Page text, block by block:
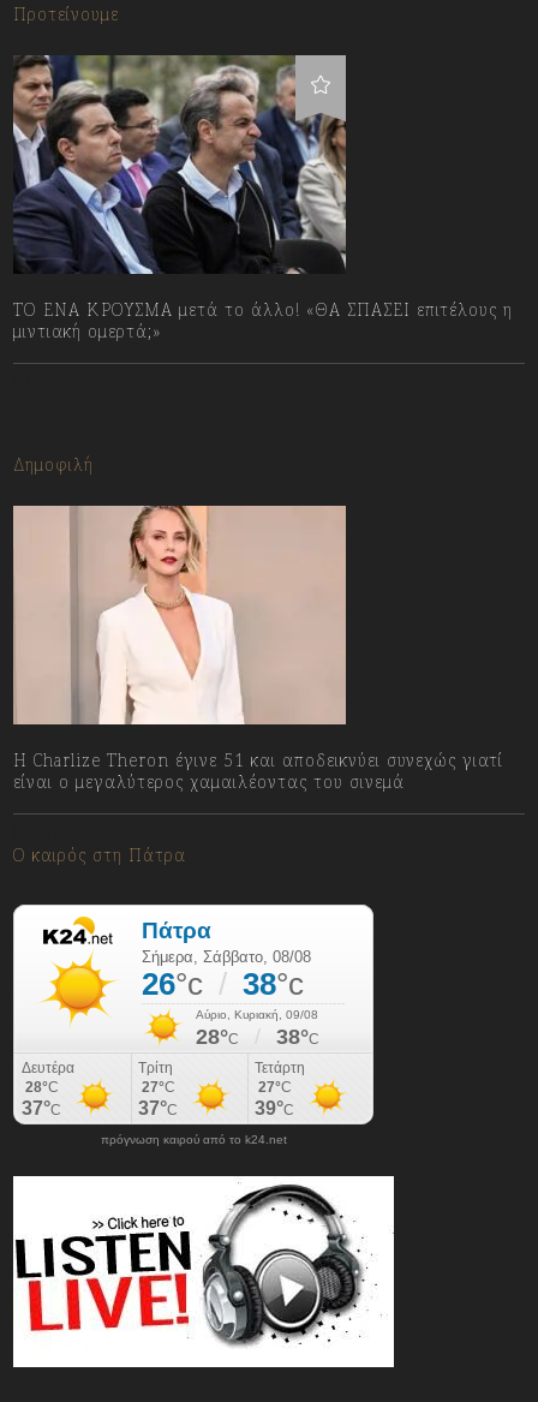
Προτείνουμε
ΤΟ ΕΝΑ ΚΡΟΥΣΜΑ μετά το άλλο! «ΘΑ ΣΠΑΣΕΙ επιτέλους η
μιντιακή ομερτά;»
Δημοφιλή
Η Charlize Theron έγινε 51 και αποδεικνύει συνεχώς γιατί
είναι ο μεγαλύτερος χαμαιλέοντας του σινεμά
Ο καιρός στη Πάτρα
πρόγνωση καιρού από το k24.net